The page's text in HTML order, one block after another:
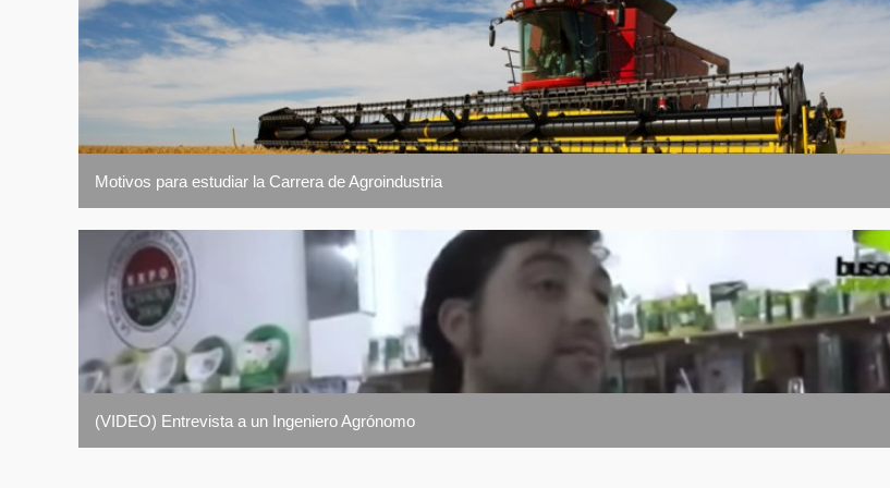
FORMULACIÓN Y EVALUACIÓN DE PROYECTOS
CONTROL DE GESTIÓN
Motivos para estudiar la Carrera de Agroindustria
(VIDEO) Entrevista a un Ingeniero Agrónomo